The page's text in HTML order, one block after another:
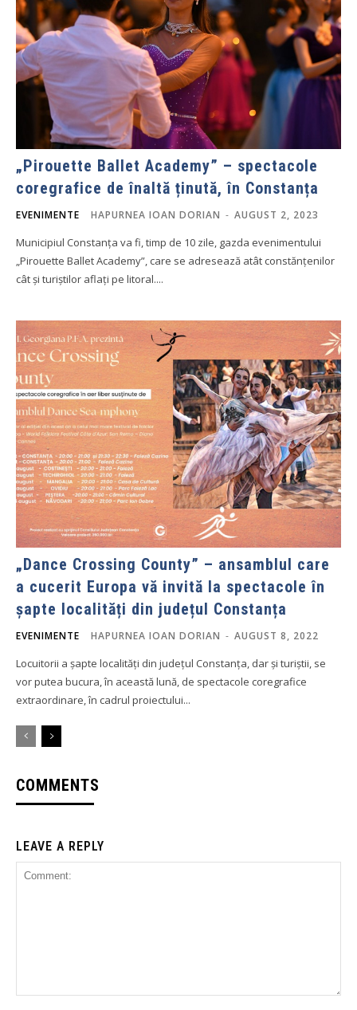
„Pirouette Ballet Academy” – spectacole
coregrafice de înaltă ținută, în Constanța
EVENIMENTE HAPURNEA IOAN DORIAN - AUGUST 2, 2023
Municipiul Constanța va fi, timp de 10 zile, gazda evenimentului
„Pirouette Ballet Academy”, care se adresează atât constănțenilor
cât și turiștilor aflați pe litoral....
„Dance Crossing County” – ansamblul care
a cucerit Europa vă invită la spectacole în
șapte localități din județul Constanța
EVENIMENTE HAPURNEA IOAN DORIAN - AUGUST 8, 2022
Locuitorii a șapte localități din județul Constanța, dar și turiștii, se
vor putea bucura, în această lună, de spectacole coregrafice
extraordinare, în cadrul proiectului...
COMMENTS
LEAVE A REPLY